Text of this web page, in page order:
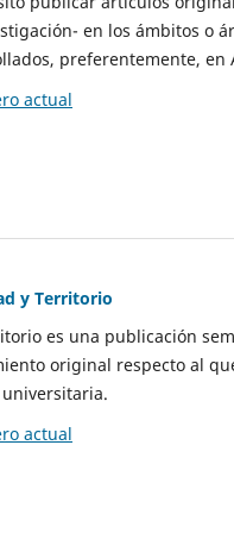
en los ámbitos o
preferentemente, en
actual
y Territorio
es una publicación
original respecto al
actual